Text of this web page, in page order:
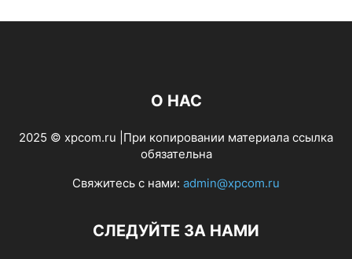
О НАС
2025 © xpcom.ru |При копировании материала ссылка
обязательна
Свяжитесь с нами: admin@xpcom.ru
СЛЕДУЙТЕ ЗА НАМИ